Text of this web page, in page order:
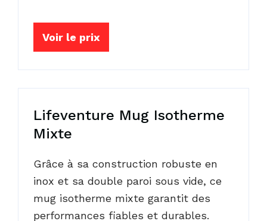
Voir le prix
Lifeventure Mug Isotherme
Mixte
Grâce à sa construction robuste en
inox et sa double paroi sous vide, ce
mug isotherme mixte garantit des
performances fiables et durables.